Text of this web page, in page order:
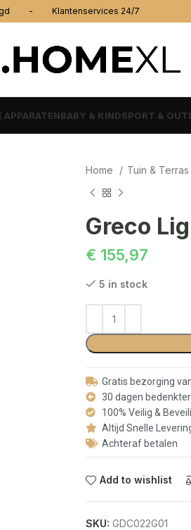
- Klantenservices 24/7
BABY & KINDSPORT &
Home Tuin & Terras
Greco
€ 155,97
5 in stock
Gratis bezorging
30 dagen
100% Veilig &
Altijd Snelle
Achteraf betalen
Add to wishlist
SKU: GDC022G01